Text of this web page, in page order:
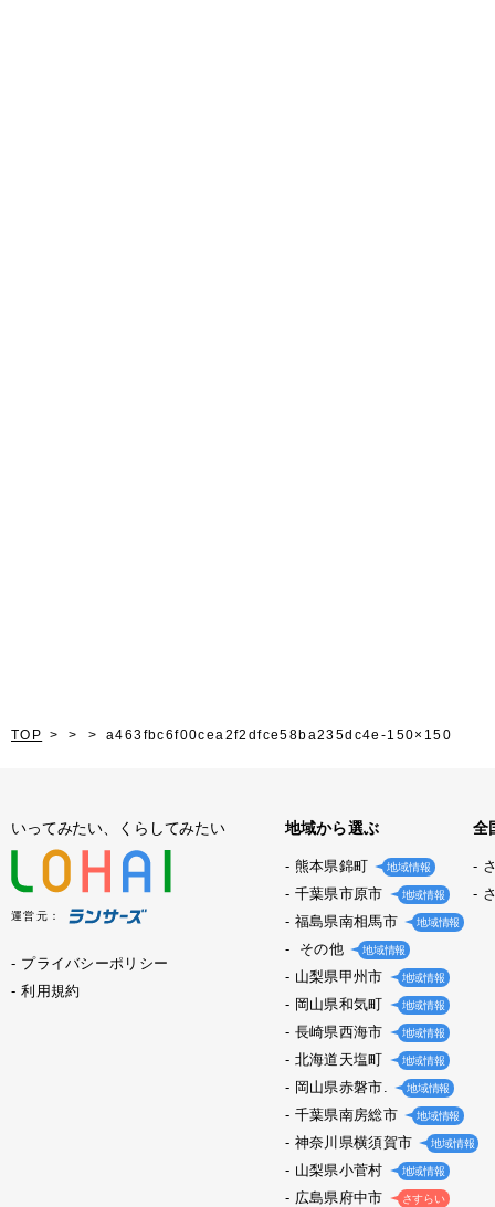
TOP a463fbc6f00cea2f2dfce58ba235dc4e-150×150
いってみたい、くらしてみたい
運営元：
プライバシーポリシー
利用規約
地域から選ぶ
熊本県錦町 地域情報
千葉県市原市 地域情報
福島県南相馬市 地域情報
その他 地域情報
山梨県甲州市 地域情報
岡山県和気町 地域情報
長崎県西海市 地域情報
北海道天塩町 地域情報
岡山県赤磐市. 地域情報
千葉県南房総市 地域情報
神奈川県横須賀市 地域情報
山梨県小菅村 地域情報
広島県府中市 さすらい
全